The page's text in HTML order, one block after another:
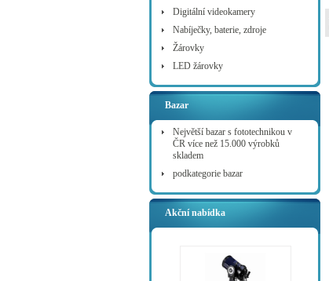
Digitální videokamery
Nabíječky, baterie, zdroje
Žárovky
LED žárovky
Bazar
Největší bazar s fototechnikou v
ČR více než 15.000 výrobků
skladem
podkategorie bazar
Akční nabídka